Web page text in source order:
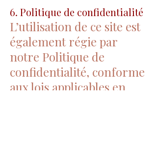
6. Politique de confidentialité
L’utilisation de ce site est
également régie par
notre Politique de
confidentialité, conforme
aux lois applicables en